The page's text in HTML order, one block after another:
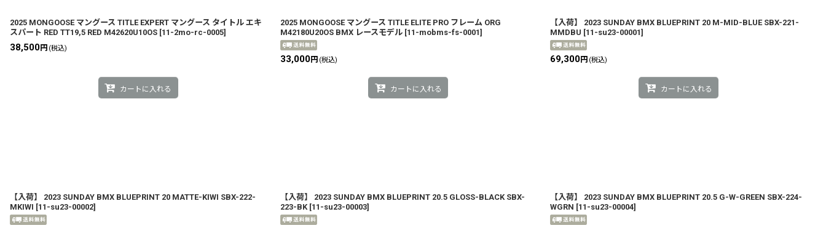
2025 MONGOOSE マングース TITLE EXPERT マングース タイトル エキ
スパート RED TT19,5 RED M42620U10OS [11-2mo-rc-0005]
38,500円 (税込)
カートに入れる
2025 MONGOOSE マングース TITLE ELITE PRO フレーム ORG
M42180U20OS BMX レースモデル [11-mobms-fs-0001]
33,000円 (税込)
カートに入れる
【入荷】 2023 SUNDAY BMX BLUEPRINT 20 M-MID-BLUE SBX-221-
MMDBU [11-su23-00001]
69,300円 (税込)
カートに入れる
【入荷】 2023 SUNDAY BMX BLUEPRINT 20 MATTE-KIWI SBX-222-
MKIWI [11-su23-00002]
【入荷】 2023 SUNDAY BMX BLUEPRINT 20.5 GLOSS-BLACK SBX-
223-BK [11-su23-00003]
【入荷】 2023 SUNDAY BMX BLUEPRINT 20.5 G-W-GREEN SBX-224-
WGRN [11-su23-00004]